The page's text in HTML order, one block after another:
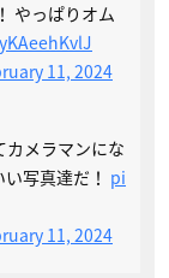
やっぱりオム
11, 2024
カメラマンにな
写真達だ！ pi
11, 2024